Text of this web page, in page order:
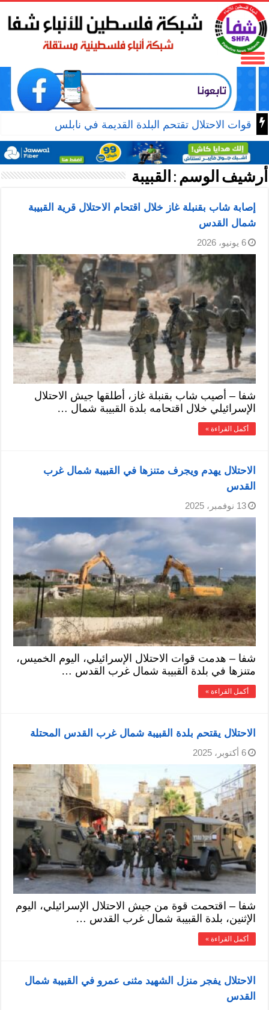
وفا
أرشيف الوسم : القبيبة
إصابة شاب بقنبلة غاز خلال اقتحام الاحتلال قرية القبيبة
شمال القدس
6 يونيو، 2026
شفا – أصيب شاب بقنبلة غاز، أطلقها جيش الاحتلال
الإسرائيلي خلال اقتحامه بلدة القبيبة شمال …
أكمل القراءة »
الاحتلال يهدم ويجرف متنزها في القبيبة شمال غرب
القدس
13 نوفمبر، 2025
شفا – هدمت قوات الاحتلال الإسرائيلي، اليوم الخميس،
متنزها في بلدة القبيبة شمال غرب القدس …
أكمل القراءة »
الاحتلال يقتحم بلدة القبيبة شمال غرب القدس المحتلة
6 أكتوبر، 2025
شفا – اقتحمت قوة من جيش الاحتلال الإسرائيلي، اليوم
الإثنين، بلدة القبيبة شمال غرب القدس …
أكمل القراءة »
الاحتلال يفجر منزل الشهيد مثنى عمرو في القبيبة شمال
القدس